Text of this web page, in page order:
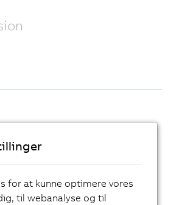
for at kunne optimere vores
til webanalyse og til